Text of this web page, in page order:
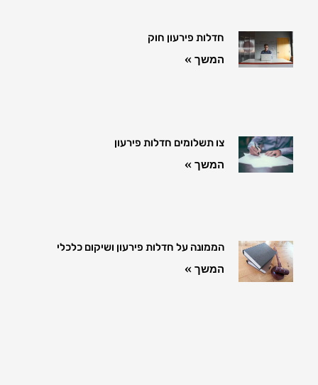
חדלות פירעון חוק
המשך »
צו תשלומים חדלות פירעון
המשך »
הממונה על חדלות פירעון ושיקום כלכלי
המשך »